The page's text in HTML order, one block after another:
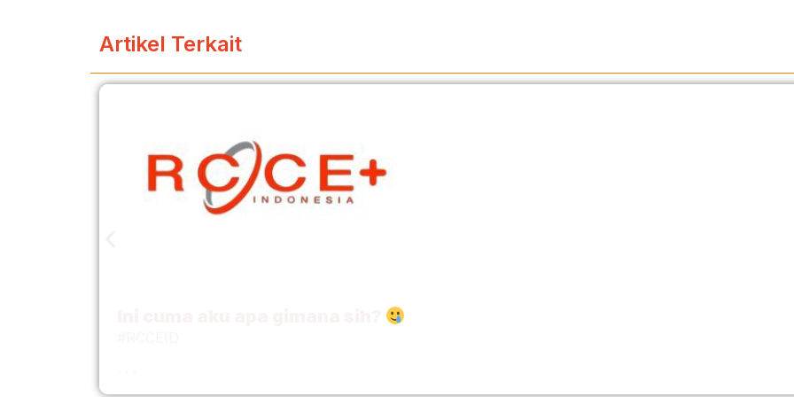
Artikel Terkait